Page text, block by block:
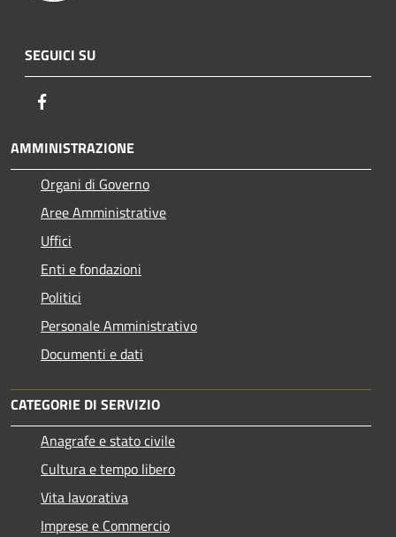
SEGUICI SU
AMMINISTRAZIONE
Organi di Governo
Aree Amministrative
Uffici
Enti e fondazioni
Politici
Personale Amministrativo
Documenti e dati
CATEGORIE DI SERVIZIO
Anagrafe e stato civile
Cultura e tempo libero
Vita lavorativa
Imprese e Commercio